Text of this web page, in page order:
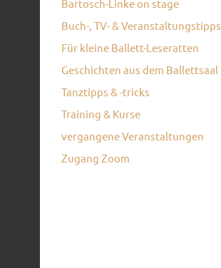
Bartosch-Linke on stage
Buch-, TV- & Veranstaltungstipps
Für kleine Ballett-Leseratten
Geschichten aus dem Ballettsaal
Tanztipps & -tricks
Training & Kurse
vergangene Veranstaltungen
Zugang Zoom